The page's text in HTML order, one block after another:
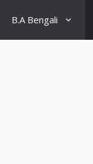
B.A Bengali